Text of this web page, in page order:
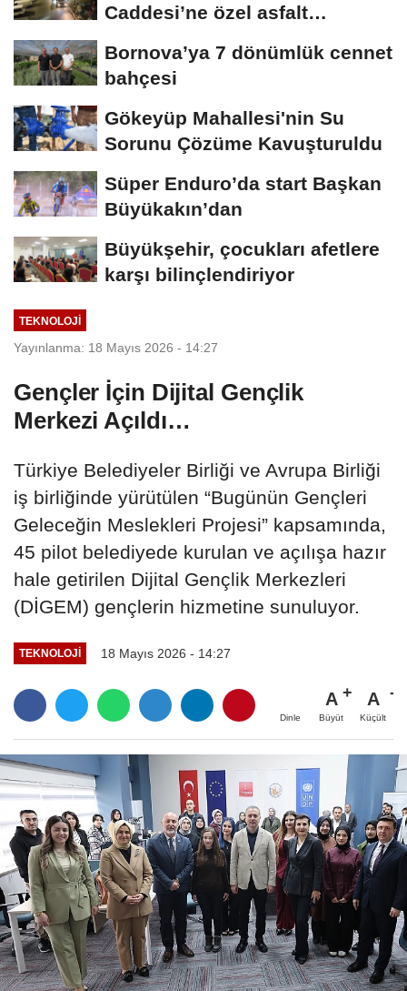
Caddesi’ne özel asfalt
Bornova’ya 7 dönümlük cennet
bahçesi
Gökeyüp Mahallesi'nin Su
Sorunu Çözüme Kavuşturuldu
Süper Enduro’da start Başkan
Büyükakın’dan
Büyükşehir, çocukları afetlere
karşı bilinçlendiriyor
TEKNOLOJİ
Yayınlanma: 18 Mayıs 2026 - 14:27
Gençler İçin Dijital Gençlik
Merkezi Açıldı…
Türkiye Belediyeler Birliği ve Avrupa Birliği
iş birliğinde yürütülen “Bugünün Gençleri
Geleceğin Meslekleri Projesi” kapsamında,
45 pilot belediyede kurulan ve açılışa hazır
hale getirilen Dijital Gençlik Merkezleri
(DİGEM) gençlerin hizmetine sunuluyor.
TEKNOLOJİ 18 Mayıs 2026 - 14:27
Dinle
A
Büyüt
A
Küçült